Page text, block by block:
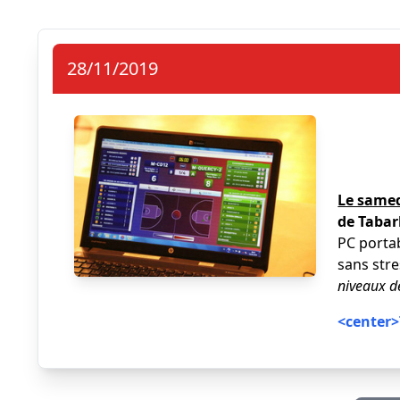
28/11/2019
Le
de
PC
sans
niveaux